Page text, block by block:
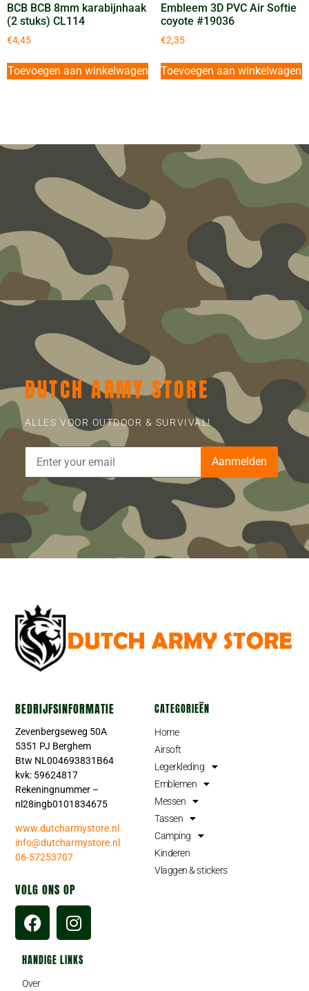
BCB BCB 8mm karabijnhaak
(2 stuks) CL114
€4,45
Toevoegen aan winkelwagen
Embleem 3D PVC Air Softie
coyote #19036
€2,35
Toevoegen aan winkelwagen
DUTCH ARMY STORE
ALLES VOOR OUTDOOR & SURVIVAL!
Aanmelden
BEDRIJFSINFORMATIE
Zevenbergseweg 50A
5351 PJ Berghem
Btw NL004693831B64
kvk: 59624817
Rekeningnummer –
nl28ingb0101834675
www.dutcharmystore.nl
info@dutcharmystore.nl
06-57253707
VOLG ONS OP
CATEGORIEËN
Home
Airsoft
Legerkleding
Emblemen
Messen
Tassen
Camping
Kinderen
Vlaggen & stickers
HANDIGE LINKS
Over